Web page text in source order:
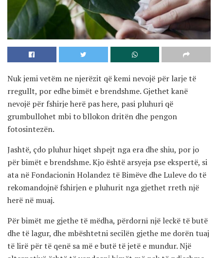
Nuk jemi vetëm ne njerëzit që kemi nevojë për larje të
rregullt, por edhe bimët e brendshme. Gjethet kanë
nevojë për fshirje herë pas here, pasi pluhuri që
grumbullohet mbi to bllokon dritën dhe pengon
fotosintezën.
Jashtë, çdo pluhur hiqet shpejt nga era dhe shiu, por jo
për bimët e brendshme. Kjo është arsyeja pse ekspertë, si
ata në Fondacionin Holandez të Bimëve dhe Luleve do të
rekomandojnë fshirjen e pluhurit nga gjethet rreth një
herë në muaj.
Për bimët me gjethe të mëdha, përdorni një leckë të butë
dhe të lagur, dhe mbështetni secilën gjethe me dorën tuaj
të lirë për të qenë sa më e butë të jetë e mundur. Një